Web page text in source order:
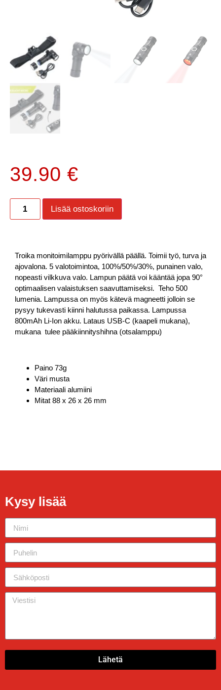
39.90 €
Lisää ostoskoriin
Troika monitoimilamppu pyörivällä päällä. Toimii työ, turva ja
ajovalona. 5 valotoimintoa, 100%/50%/30%, punainen valo,
nopeasti vilkkuva valo. Lampun päätä voi kääntää jopa 90°
optimaalisen valaistuksen saavuttamiseksi. Teho 500
lumenia. Lampussa on myös kätevä magneetti jolloin se
pysyy tukevasti kiinni halutussa paikassa. Lampussa
800mAh Li-Ion akku. Lataus USB-C (kaapeli mukana),
mukana tulee pääkiinnityshihna (otsalamppu)
Paino 73g
Väri musta
Materiaali alumiini
Mitat 88 x 26 x 26 mm
Kysy lisää
Lähetä